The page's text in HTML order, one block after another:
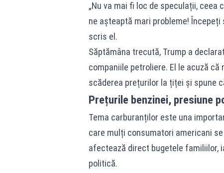
„Nu va mai fi loc de speculații,
ne așteaptă mari probleme! Începeți
scris el.
Săptămâna trecută, Trump a
companiile petroliere. El le acuză
scăderea prețurilor la țiței și spune
Prețurile benzinei, presiune
Tema carburanților este una
care mulți consumatori americani
afectează direct bugetele familiilor,
politică.